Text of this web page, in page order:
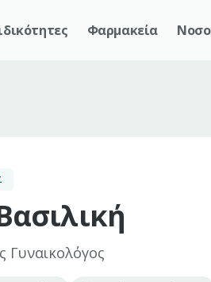
Φαρμακεία
Γυναικολόγος